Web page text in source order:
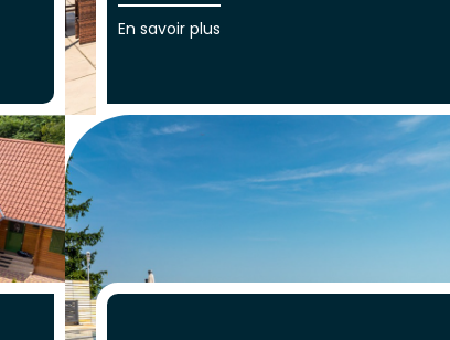
En savoir plus